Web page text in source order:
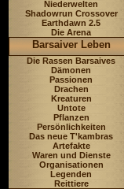
Niederwelten
Shadowrun Crossover
Earthdawn 2.5
Die Arena
Barsaiver Leben
Die Rassen Barsaives
Dämonen
Passionen
Drachen
Kreaturen
Untote
Pflanzen
Persönlichkeiten
Das neue T'kambras
Artefakte
Waren und Dienste
Organisationen
Legenden
Reittiere